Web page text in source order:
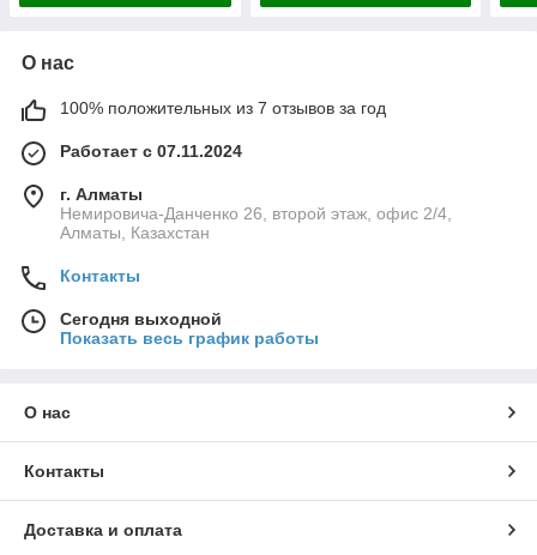
О нас
100% положительных из 7 отзывов за год
Работает с 07.11.2024
г. Алматы
Немировича-Данченко 26, второй этаж, офис 2/4,
Алматы, Казахстан
Контакты
Сегодня выходной
Показать весь график работы
О нас
Контакты
Доставка и оплата